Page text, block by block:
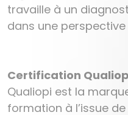
travaille à un
dans une
Certification
Qualiopi est la
formation à l’issue